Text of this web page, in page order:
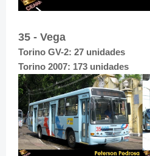
35 - Vega
Torino GV-2: 27 unidades
Torino 2007: 173 unidades